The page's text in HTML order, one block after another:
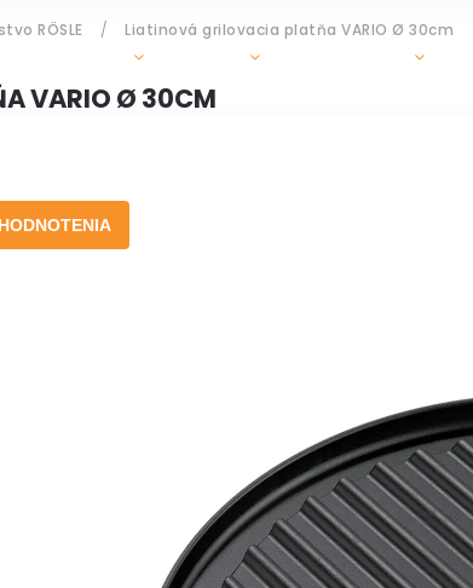
RÖSLE / Liatinová grilovacia platňa VARIO Ø 30cm
VARIO Ø 30CM